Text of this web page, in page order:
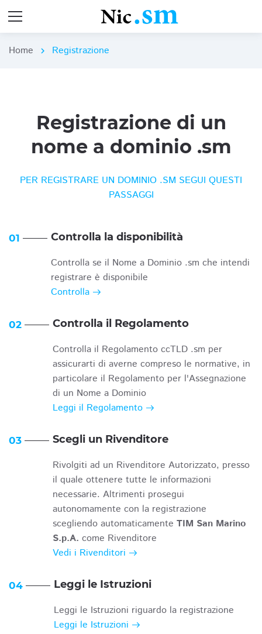
Home chevron_right Registrazione
Registrazione di un
nome a dominio .sm
PER REGISTRARE UN DOMINIO .SM SEGUI QUESTI
PASSAGGI
01 Controlla la disponibilità
Controlla se il Nome a Dominio .sm che intendi
registrare è disponibile
Controlla
02 Controlla il Regolamento
Controlla il Regolamento ccTLD .sm per
assicurarti di averne compreso le normative, in
particolare il Regolamento per l'Assegnazione
di un Nome a Dominio
Leggi il Regolamento
03 Scegli un Rivenditore
Rivolgiti ad un Rivenditore Autorizzato, presso
il quale ottenere tutte le informazioni
necessarie. Altrimenti prosegui
autonomamente con la registrazione
scegliendo automaticamente TIM San Marino
S.p.A. come Rivenditore
Vedi i Rivenditori
04 Leggi le Istruzioni
Leggi le Istruzioni riguardo la registrazione
Leggi le Istruzioni